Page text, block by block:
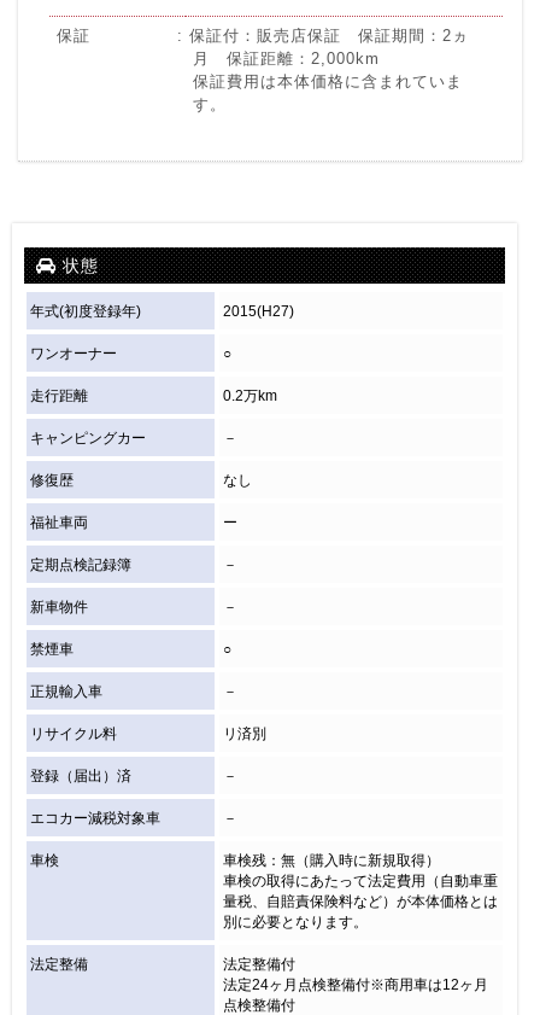
保証
保証付：販売店保証 保証期間：2ヵ
月 保証距離：2,000km
保証費用は本体価格に含まれていま
す。
状態
年式(初度登録年) 2015(H27)
ワンオーナー ○
走行距離 0.2万km
キャンピングカー －
修復歴 なし
福祉車両 ー
定期点検記録簿 －
新車物件 －
禁煙車 ○
正規輸入車 －
リサイクル料 リ済別
登録（届出）済 －
エコカー減税対象車 －
車検
車検残：無（購入時に新規取得）
車検の取得にあたって法定費用（自動車重
量税、自賠責保険料など）が本体価格とは
別に必要となります。
法定整備
法定整備付
法定24ヶ月点検整備付※商用車は12ヶ月
点検整備付